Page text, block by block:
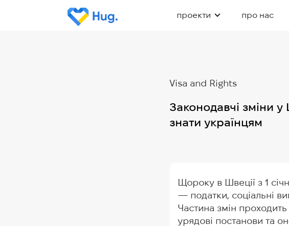
проекти про нас
Visa and Rights
Законодавчі зміни у
знати українцям
Щороку в Швеції з 1
— податки, соціальні
Частина змін
урядові постанови та